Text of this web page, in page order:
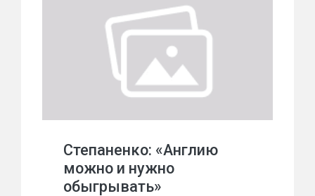
Степаненко: «Англию
можно и нужно
обыгрывать»